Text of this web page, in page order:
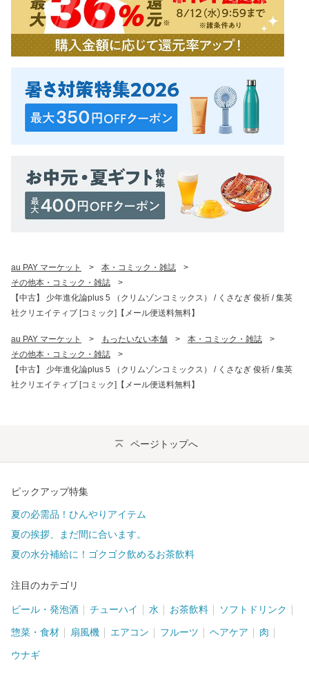
au PAY マーケット > 本・コミック・雑誌
>
その他本・コミック・雑誌
>
【中古】 少年進化論plus 5 （クリムゾンコミックス） / くさなぎ 俊祈 / 集英
社クリエイティブ [コミック]【メール便送料無料】
au PAY マーケット > もったいない本舗 > 本・コミック・雑誌
>
その他本・コミック・雑誌
>
【中古】 少年進化論plus 5 （クリムゾンコミックス） / くさなぎ 俊祈 / 集英
社クリエイティブ [コミック]【メール便送料無料】
ページトップへ
ピックアップ特集
夏の必需品！ひんやりアイテム
夏の挨拶、まだ間に合います。
夏の水分補給に！ゴクゴク飲めるお茶飲料
注目のカテゴリ
ビール・発泡酒 チューハイ 水 お茶飲料 ソフトドリンク
惣菜・食材 扇風機 エアコン フルーツ ヘアケア 肉
ウナギ